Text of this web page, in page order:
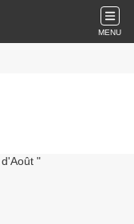
MENU